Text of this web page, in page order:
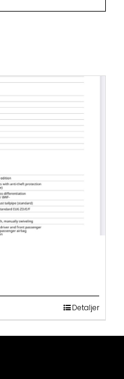
Detaljer